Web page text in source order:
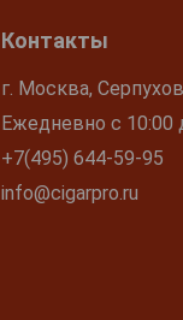
Контакты
г. Москва,
Ежедневно с 10:00
+7(495) 644-59-95
info@cigarpro.ru